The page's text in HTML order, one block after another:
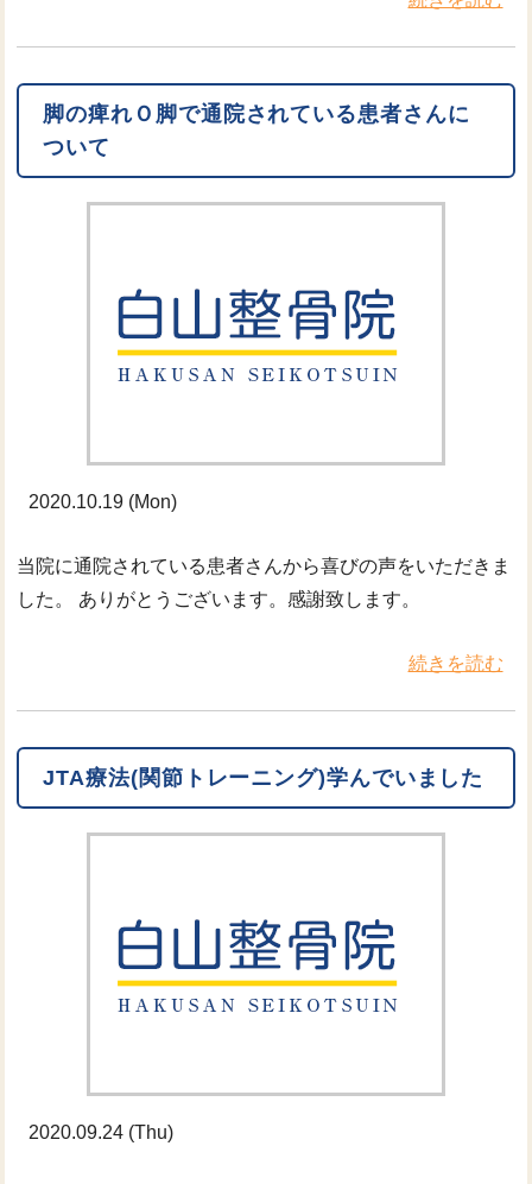
脚の痺れＯ脚で通院されている患者さんに
ついて
2020.10.19 (Mon)
当院に通院されている患者さんから喜びの声をいただきま
した。 ありがとうございます。感謝致します。
続きを読む
JTA療法(関節トレーニング)学んでいました
2020.09.24 (Thu)